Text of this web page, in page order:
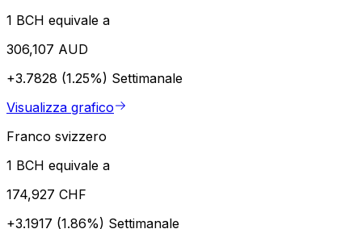
1 BCH equivale a
306,107 AUD
+3.7828 (1.25%) Settimanale
Visualizza grafico
Franco svizzero
1 BCH equivale a
174,927 CHF
+3.1917 (1.86%) Settimanale